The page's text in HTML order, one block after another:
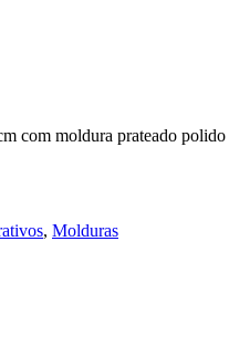
com moldura prateado
, Molduras